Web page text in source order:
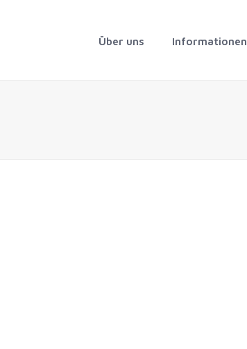
Über uns Informationen